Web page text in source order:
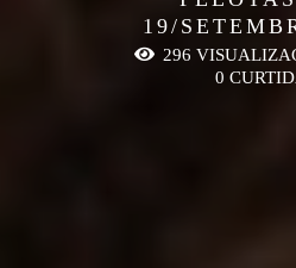
19/
296
0